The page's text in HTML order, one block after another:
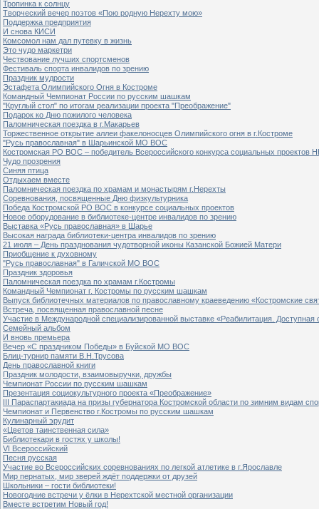
Тропинка к солнцу
Творческий вечер поэтов «Пою родную Нерехту мою»
Поддержка предприятия
И снова КИСИ
Комсомол нам дал путевку в жизнь
Это чудо маркетри
Чествование лучших спортсменов
Фестиваль спорта инвалидов по зрению
Праздник мудрости
Эстафета Олимпийского Огня в Костроме
Командный Чемпионат России по русским шашкам
"Круглый стол" по итогам реализации проекта "Преображение"
Подарок ко Дню пожилого человека
Паломническая поездка в г.Макарьев
Торжественное открытие аллеи факелоносцев Олимпийского огня в г.Костроме
"Русь православная" в Шарьинской МО ВОС
Костромская РО ВОС – победитель Всероссийского конкурса социальных проектов
Чудо прозрения
Синяя птица
Отдыхаем вместе
Паломническая поездка по храмам и монастырям г.Нерехты
Соревнования, посвященные Дню физкультурника
Победа Костромской РО ВОС в конкурсе социальных проектов
Новое оборудование в библиотеке-центре инвалидов по зрению
Выставка «Русь православная» в Шарье
Высокая награда библиотеки-центра инвалидов по зрению
21 июля – День празднования чудотворной иконы Казанской Божией Матери
Приобщение к духовному
"Русь православная" в Галичской МО ВОС
Праздник здоровья
Паломническая поездка по храмам г.Костромы
Командный Чемпионат г. Костромы по русским шашкам
Выпуск библиотечных материалов по православному краеведению «Костромские
Встреча, посвященная православной песне
Участие в Международной специализированной выставке «Реабилитация. Доступная
Семейный альбом
И вновь премьера
Вечер «С праздником Победы» в Буйской МО ВОС
Блиц-турнир памяти В.Н.Трусова
День православной книги
Праздник молодости, взаимовыручки, дружбы
Чемпионат России по русским шашкам
Презентация социокультурного проекта «Преображение»
III Параспартакиада на призы губернатора Костромской области по зимним видам
Чемпионат и Первенство г.Костромы по русским шашкам
Кулинарный эрудит
«Цветов таинственная сила»
Библиотекари в гостях у школы!
VI Всероссийский
Песня русская
Участие во Всероссийских соревнованиях по легкой атлетике в г.Ярославле
Мир пернатых, мир зверей ждёт поддержки от друзей
Школьники – гости библиотеки!
Новогодние встречи у ёлки в Нерехтской местной организации
Вместе встретим Новый год!